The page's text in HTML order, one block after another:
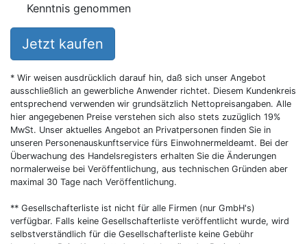
Kenntnis genommen
Jetzt kaufen
* Wir weisen ausdrücklich darauf hin, daß sich unser Angebot
ausschließlich an gewerbliche Anwender richtet. Diesem Kundenkreis
entsprechend verwenden wir grundsätzlich Nettopreisangaben. Alle
hier angegebenen Preise verstehen sich also stets zuzüglich 19%
MwSt. Unser aktuelles Angebot an Privatpersonen finden Sie in
unseren Personenauskunftservice fürs Einwohnermeldeamt. Bei der
Überwachung des Handelsregisters erhalten Sie die Änderungen
normalerweise bei Veröffentlichung, aus technischen Gründen aber
maximal 30 Tage nach Veröffentlichung.
** Gesellschafterliste ist nicht für alle Firmen (nur GmbH's)
verfügbar. Falls keine Gesellschafterliste veröffentlicht wurde, wird
selbstverständlich für die Gesellschafterliste keine Gebühr